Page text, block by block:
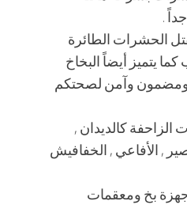
.
الحشرات الطائرة
يتميز أيضاً البخاخ
ومضمون وآمن لصحتكم
كالديدان ,
, الأفاعي , الخفافيش
بخ ومعقمات